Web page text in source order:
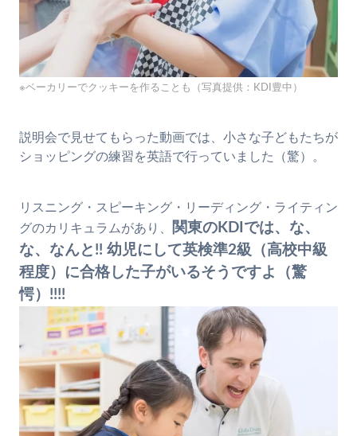
※ベーカリーでクッキーを作ることも（写真提供：KDI豊中）
説明会で見せてもらった動画では、小さな子どもたちが
ショッピングの練習を英語で行っていました（驚）。
リスニング・スピーキング・リーディング・ライティン
グのカリキュラムがあり、
関東のKDIでは、な、
な、なんと!! 幼児にして英検準2級（高校中級
程度）に合格した子がいるそうですよ（驚
愕）!!!!